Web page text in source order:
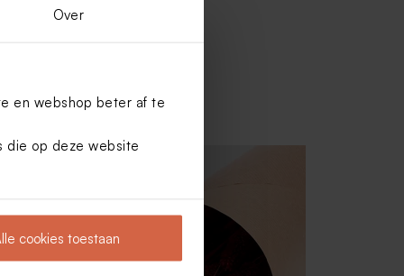
Over
en webshop beter af te
die op deze website
cookies toestaan
Gepersonaliseerd potlood met beige